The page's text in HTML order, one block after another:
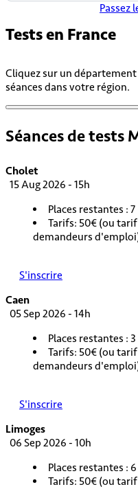
Passez
Tests en France
Cliquez sur un
séances dans votre région.
Séances de tests
Cholet
15 Aug 2026 - 15h
Places restantes : 7
Tarifs: 50€ (ou
demandeurs
S'inscrire
Caen
05 Sep 2026 - 14h
Places restantes : 3
Tarifs: 50€ (ou
demandeurs
S'inscrire
Limoges
06 Sep 2026 - 10h
Places restantes : 6
Tarifs: 50€ (ou